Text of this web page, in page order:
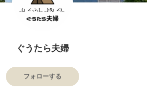
ぐうたら夫婦
フォローする